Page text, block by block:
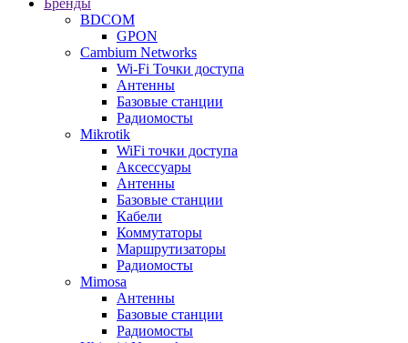
Бренды
BDCOM
GPON
Cambium Networks
Wi-Fi Точки доступа
Антенны
Базовые станции
Радиомосты
Mikrotik
WiFi точки доступа
Аксессуары
Антенны
Базовые станции
Кабели
Коммутаторы
Маршрутизаторы
Радиомосты
Mimosa
Антенны
Базовые станции
Радиомосты